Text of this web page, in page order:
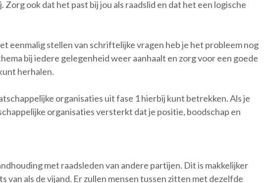
ook dat het past bij jou als raadslid en dat het een logische
eenmalig stellen van schriftelijke vragen heb je het probleem nog
bij iedere gelegenheid weer aanhaalt en zorg voor een goede
herhalen.
organisaties uit fase 1 hierbij kunt betrekken. Als je
organisaties versterkt dat je positie, boodschap en
met raadsleden van andere partijen. Dit is makkelijker
van als de vijand. Er zullen mensen tussen zitten met dezelfde